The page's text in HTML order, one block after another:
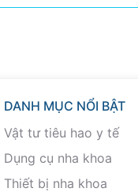
DANH MỤC NỔI BẬT
Vật tư tiêu hao y tế
Dụng cụ nha khoa
Thiết bị nha khoa